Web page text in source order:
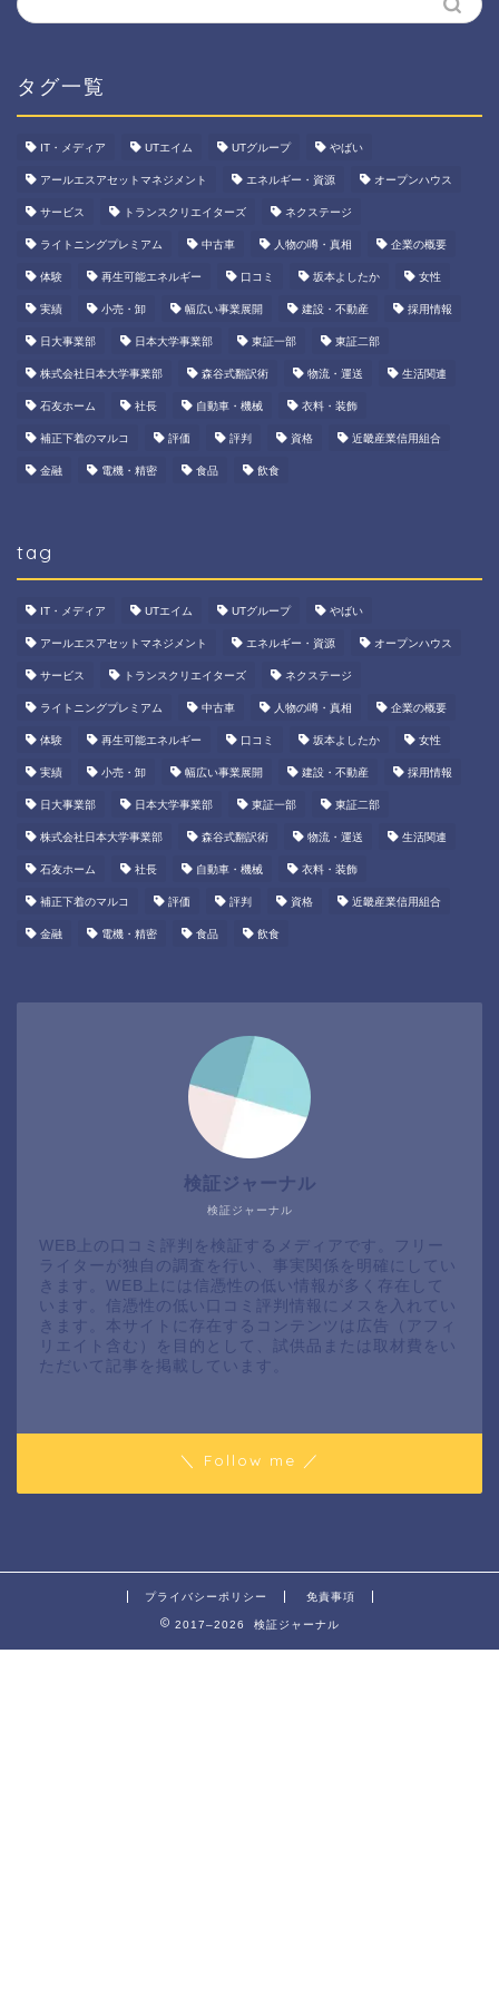
タグ一覧
IT・メディア UTエイム UTグループ やばい
アールエスアセットマネジメント エネルギー・資源 オープンハウス
サービス トランスクリエイターズ ネクステージ
ライトニングプレミアム 中古車 人物の噂・真相 企業の概要
体験 再生可能エネルギー 口コミ 坂本よしたか 女性
実績 小売・卸 幅広い事業展開 建設・不動産 採用情報
日大事業部 日本大学事業部 東証一部 東証二部
株式会社日本大学事業部 森谷式翻訳術 物流・運送 生活関連
石友ホーム 社長 自動車・機械 衣料・装飾
補正下着のマルコ 評価 評判 資格 近畿産業信用組合
金融 電機・精密 食品 飲食
tag
IT・メディア UTエイム UTグループ やばい
アールエスアセットマネジメント エネルギー・資源 オープンハウス
サービス トランスクリエイターズ ネクステージ
ライトニングプレミアム 中古車 人物の噂・真相 企業の概要
体験 再生可能エネルギー 口コミ 坂本よしたか 女性
実績 小売・卸 幅広い事業展開 建設・不動産 採用情報
日大事業部 日本大学事業部 東証一部 東証二部
株式会社日本大学事業部 森谷式翻訳術 物流・運送 生活関連
石友ホーム 社長 自動車・機械 衣料・装飾
補正下着のマルコ 評価 評判 資格 近畿産業信用組合
金融 電機・精密 食品 飲食
検証ジャーナル
検証ジャーナル
WEB上の口コミ評判を検証するメディアです。フリー
ライターが独自の調査を行い、事実関係を明確にしてい
きます。WEB上には信憑性の低い情報が多く存在して
います。信憑性の低い口コミ評判情報にメスを入れてい
きます。本サイトに存在するコンテンツは広告（アフィ
リエイト含む）を目的として、試供品または取材費をい
ただいて記事を掲載しています。
＼ Follow me ／
プライバシーポリシー 免責事項
2017–2026 検証ジャーナル